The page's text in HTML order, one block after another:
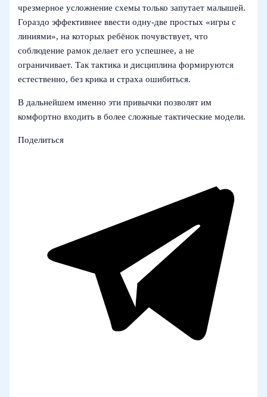
чрезмерное усложнение схемы только запутает малышей.
Гораздо эффективнее ввести одну-две простых «игры с
линиями», на которых ребёнок почувствует, что
соблюдение рамок делает его успешнее, а не
ограничивает. Так тактика и дисциплина формируются
естественно, без крика и страха ошибиться.
В дальнейшем именно эти привычки позволят им
комфортно входить в более сложные тактические модели.
Поделиться